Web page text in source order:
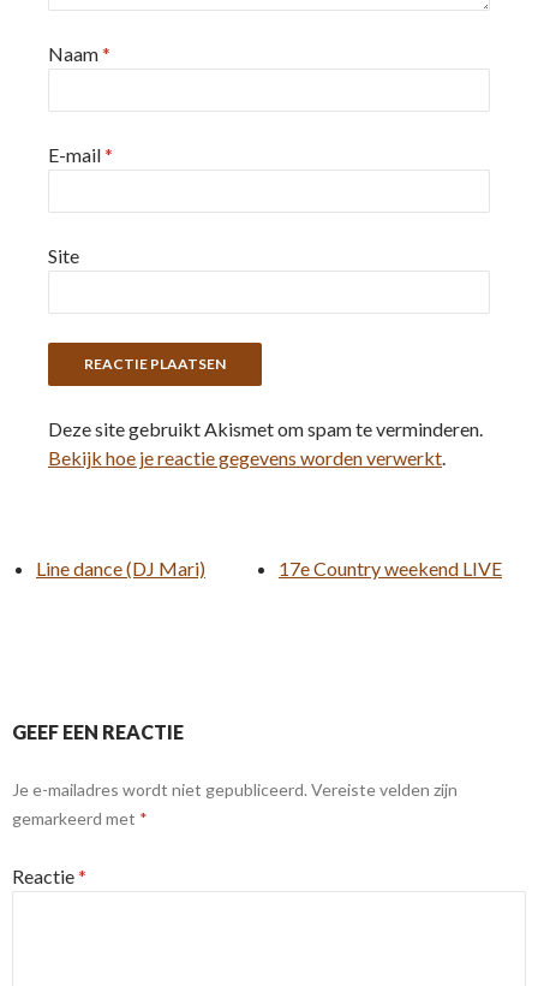
Naam*
E-mail*
Site
Deze site gebruikt Akismet om spam te verminderen.
Bekijk hoe je reactie gegevens worden verwerkt
Line dance (DJ Mari) 17e Country weekend LIVE
GEEF EEN REACTIE
Je e-mailadres wordt niet gepubliceerd. Vereiste velden zijn
gemarkeerd met *
Reactie*